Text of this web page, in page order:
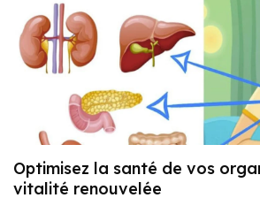
Optimisez la santé de vos
vitalité renouvelée